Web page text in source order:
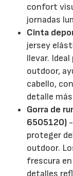
confort
jornadas
Cinta
jersey
llevar.
outdoor,
cabello,
detalle
Gorra de
6505120)
proteger
outdoor.
frescura
detalles